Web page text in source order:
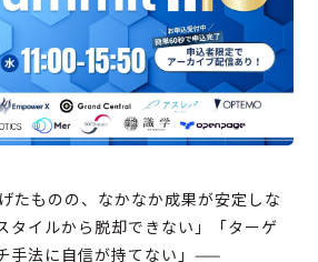
たものの、なかなか成果が安定しな
タイルから脱却できない」「ターゲ
手法に自信が持てない」——